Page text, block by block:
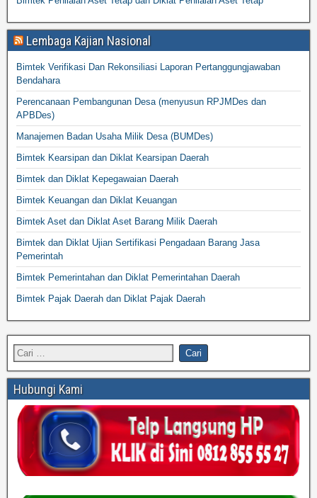
Lembaga Kajian Nasional
Bimtek Verifikasi Dan Rekonsiliasi Laporan Pertanggungjawaban
Bendahara
Perencanaan Pembangunan Desa (menyusun RPJMDes dan
APBDes)
Manajemen Badan Usaha Milik Desa (BUMDes)
Bimtek Kearsipan dan Diklat Kearsipan Daerah
Bimtek dan Diklat Kepegawaian Daerah
Bimtek Keuangan dan Diklat Keuangan
Bimtek Aset dan Diklat Aset Barang Milik Daerah
Bimtek dan Diklat Ujian Sertifikasi Pengadaan Barang Jasa
Pemerintah
Bimtek Pemerintahan dan Diklat Pemerintahan Daerah
Bimtek Pajak Daerah dan Diklat Pajak Daerah
Hubungi Kami